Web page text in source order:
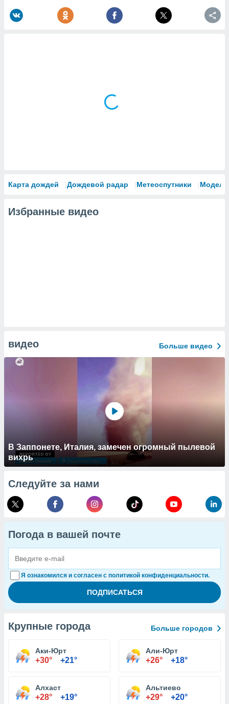
Карта дождей Дождевой радар Метеоспутники Модели
Избранные видео
видео Больше видео
В Заппонете, Италия, замечен огромный пылевой
вихрь
Следуйте за нами
Погода в вашей почте
Я ознакомился и согласен с политикой конфиденциальности.
Крупные города Больше городов
Аки-Юрт
+30° +21°
Али-Юрт
+26° +18°
Алхаст
+28° +19°
Альтиево
+29° +20°